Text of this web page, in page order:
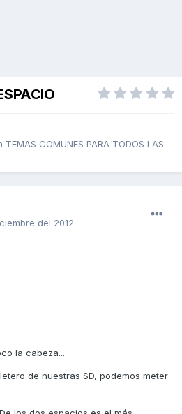
TEMAS COMUNES PARA TODOS LAS
del 2012
la cabeza....
de nuestras SD, podemos meter